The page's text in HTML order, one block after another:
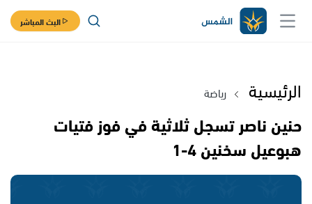
البث المباشر
الرئيسية رياضة
حنين ناصر تسجل ثلاثية في فوز فتيات
هبوعيل سخنين 4-1